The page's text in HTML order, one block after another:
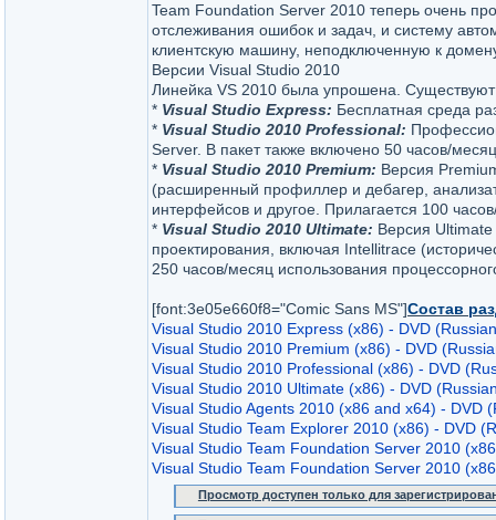
Team Foundation Server 2010 теперь очень
отслеживания ошибок и задач, и систему
клиентскую машину, неподключенную к
Версии Visual Studio 2010
Линейка VS 2010 была упрошена.
* Visual Studio Express: Бесплатная среда
* Visual Studio 2010 Professional:
Server. В пакет также включено 50 часов/
* Visual Studio 2010 Premium: Версия
(расширенный профиллер и дебагер,
интерфейсов и другое. Прилагается 100
* Visual Studio 2010 Ultimate: Версия
проектирования, включая Intellitrace
250 часов/месяц использования
[font:3e05e660f8="Comic Sans MS"]Состав
Visual Studio 2010 Express (x86) - DVD
Visual Studio 2010 Premium (x86) - DVD
Visual Studio 2010 Professional (x86) - DVD
Visual Studio 2010 Ultimate (x86) - DVD
Visual Studio Agents 2010 (x86 and x64) - DVD
Visual Studio Team Explorer 2010 (x86) - DVD
Visual Studio Team Foundation Server 2010
Visual Studio Team Foundation Server 2010
Просмотр доступен только для